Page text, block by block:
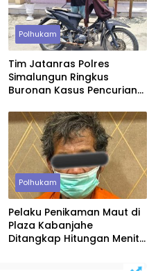
Polhukam
Tim Jatanras Polres
Simalungun Ringkus
Buronan Kasus Pencurian
Polhukam
Pelaku Penikaman Maut di
Plaza Kabanjahe
Ditangkap Hitungan Menit,